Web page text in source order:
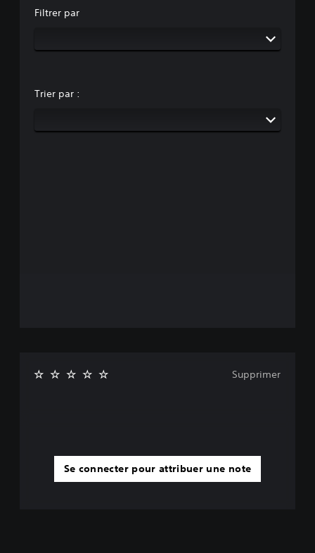
Filtrer par
Trier par :
Se connecter pour attribuer une note
Supprimer